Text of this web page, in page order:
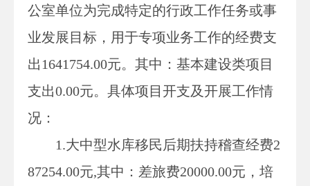
公室单位为完成特定的行政工作任务或事
业发展目标，用于专项业务工作的经费支
出 1641754.00元。其中：基本建设类项目
支出0.00元。具体项目开支及开展工作情
况 ：
1.大中型水库移民后期扶持稽查经费2
87254.00元,其中：差旅费20000.00元，培